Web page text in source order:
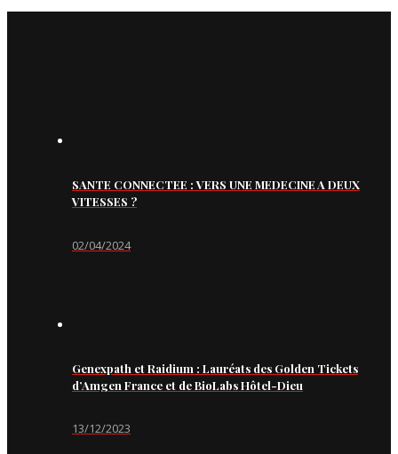
SANTE CONNECTEE : VERS UNE MEDECINE A DEUX
VITESSES ?
02/04/2024
Genexpath et Raidium : Lauréats des Golden Tickets
d’Amgen France et de BioLabs Hôtel-Dieu
13/12/2023